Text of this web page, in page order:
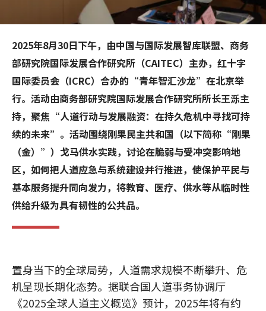
2025年8月30日下午，由中国与国际发展智库联盟、商务
部研究院国际发展合作研究所（CAITEC）主办，红十字
国际委员会（ICRC）合办的“青年智汇沙龙”在北京举
行。活动由商务部研究院国际发展合作研究所所长王泺主
持，聚焦“人道行动与发展融资：在持久危机中寻找可持
续的未来”。活动围绕刚果民主共和国（以下简称“刚果
（金）”）戈马供水实践，讨论在脆弱与受冲突影响地
区，如何把人道应急与系统建设并行推进，使保护平民与
基本服务提升同向发力，将教育、医疗、供水等从临时性
供给升级为具有韧性的公共品。
置身当下的全球局势，人道需求规模不断攀升、危
机呈现长期化态势。据联合国人道事务协调厅
《2025全球人道主义概览》预计，2025年将有约